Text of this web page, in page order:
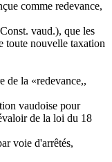
comme redevance,
vaud.), que les
toute nouvelle taxation
de la «redevance,,
vaudoise pour
de la loi du 18
voie d'arrêtés,